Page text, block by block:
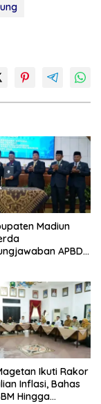
Madiun
APBD
Ikuti Rakor
Inflasi, Bahas
Hingga